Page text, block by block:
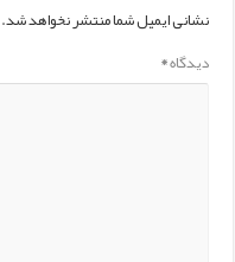
نشانی ایمیل شما منتشر نخواهد شد.
دیدگاه*